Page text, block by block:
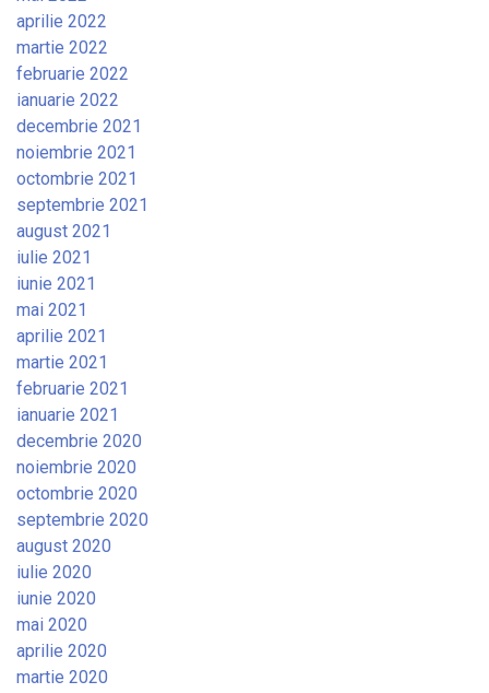
aprilie 2022
martie 2022
februarie 2022
ianuarie 2022
decembrie 2021
noiembrie 2021
octombrie 2021
septembrie 2021
august 2021
iulie 2021
iunie 2021
mai 2021
aprilie 2021
martie 2021
februarie 2021
ianuarie 2021
decembrie 2020
noiembrie 2020
octombrie 2020
septembrie 2020
august 2020
iulie 2020
iunie 2020
mai 2020
aprilie 2020
martie 2020